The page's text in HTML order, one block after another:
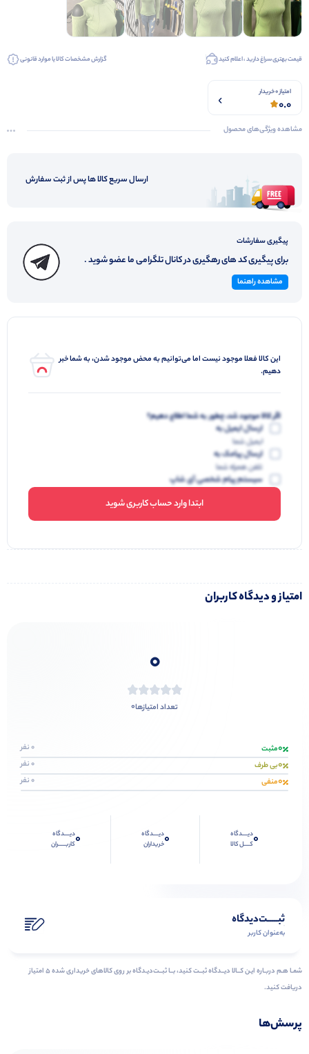
قیمت بهتری سراغ دارید ، اعلام کنید گزارش مشخصات کالا یا موارد قانونی
امتیاز 0 خریدار
0.0
مشاهده ویژگی‌های محصول
ارسال سریع کالا ها پس از ثبت سفارش
پیگیری سفارشات
برای پیگیری کد های رهگیری در کانال تلگرامی ما عضو شوید .
مشاهده راهنما
این کالا فعلا موجود نیست اما می‌توانیم به محض موجود شدن، به شما خبر
دهیم.
اگر کالا موجود شد، چطور به شما اطلاع دهیم؟
ارسال ایمیل به
ایمیل شما
ارسال پیامک به
تلفن همراه شما
سیستم پیام شخصی آی شاپ
ابتدا وارد حساب کاربری شوید
امتیاز و دیدگاه کاربران
0
تعداد امتیازها0
0مثبت 0 نفر
0بی طرف 0 نفر
0منفی 0 نفر
0دیــــدگاه
کــــل کالا
0دیــــدگاه
خریداران
0دیــــدگاه
کاربـــــران
ثبـــــت‌دیدگاه
به‌عنوان کاربر
شمـا هـم دربـاره ایـن کــالا دیــدگاه ثبــت کنید، بــا ثبــت‌دیـدگاه بر روی کالاهای خریداری شده ۵ امتیاز
دریافت کنید.
پرسش‌ها